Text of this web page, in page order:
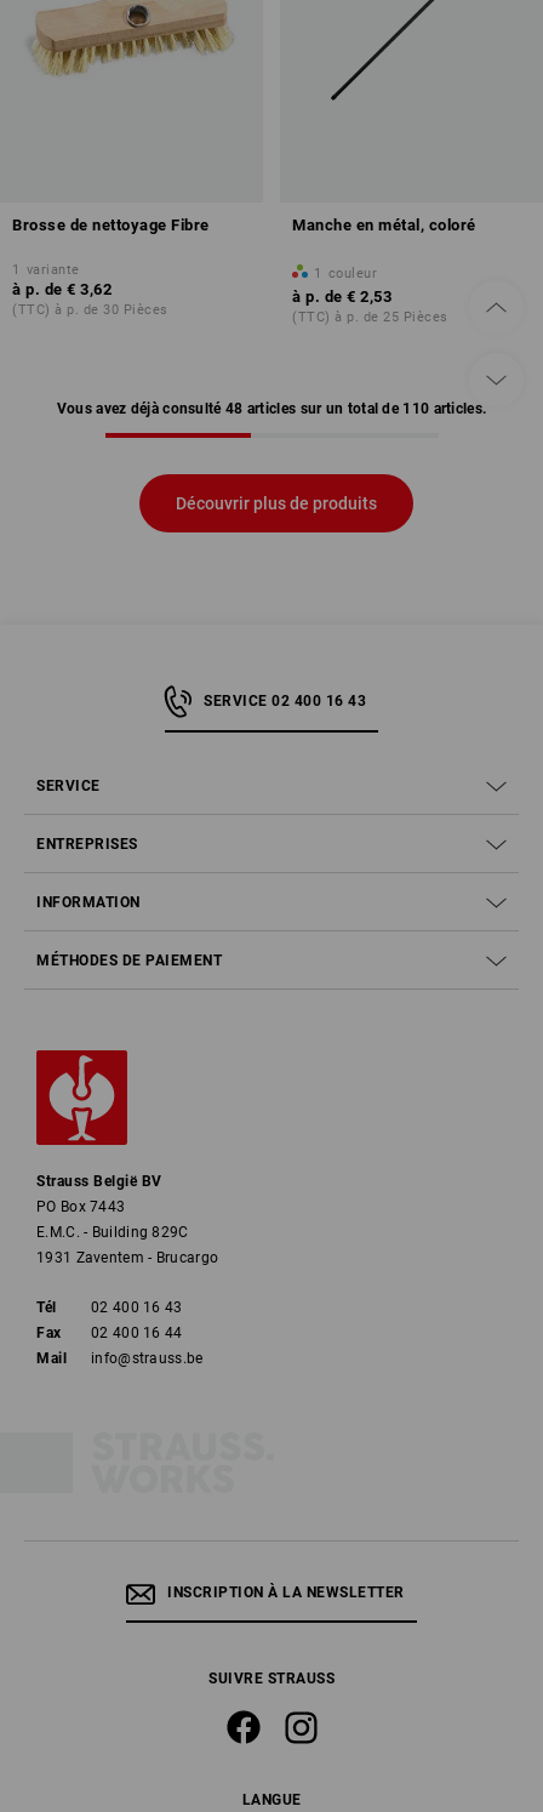
Brosse de nettoyage Fibre
1 variante
à p. de € 3,62
(TTC) à p. de 30 Pièces
Manche en métal, coloré
1 couleur
à p. de € 2,53
(TTC) à p. de 25 Pièces
Vous avez déjà consulté 48 articles sur un total de 110 articles.
Découvrir plus de produits
SERVICE 02 400 16 43
SERVICE
ENTREPRISES
INFORMATION
MÉTHODES DE PAIEMENT
Strauss België BV
PO Box 7443
E.M.C. - Building 829C
1931 Zaventem - Brucargo
Tél
02 400 16 43
Fax
02 400 16 44
Mail
info@strauss.be
INSCRIPTION À LA NEWSLETTER
SUIVRE STRAUSS
LANGUE